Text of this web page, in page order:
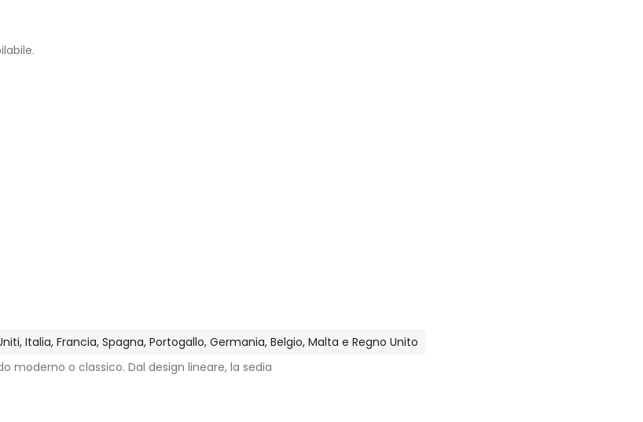
Italia, Francia, Spagna, Portogallo, Germania, Belgio, Malta e Regno Unito
moderno o classico. Dal design lineare, la sedia